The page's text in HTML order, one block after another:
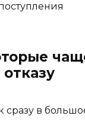
сразу в